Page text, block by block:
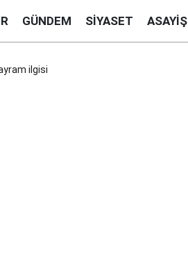
GÜNDEM SIYASET ASAYIŞ
ilgisi